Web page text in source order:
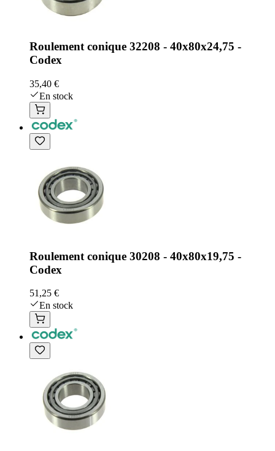
Roulement conique 32208 - 40x80x24,75 -
Codex
35,40 €
En stock
Roulement conique 30208 - 40x80x19,75 -
Codex
51,25 €
En stock